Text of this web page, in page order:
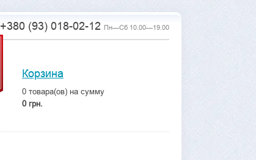
+380 (93) 018-02-12 Пн—Сб 10.00—19.00
Корзина
0товара(ов) на сумму
0 грн.